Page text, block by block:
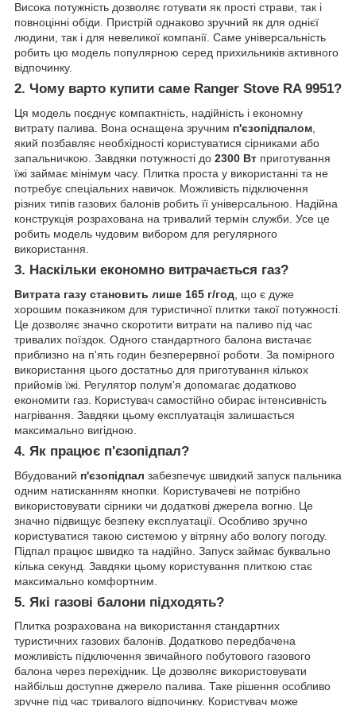
Висока потужність дозволяє готувати як прості страви, так і
повноцінні обіди. Пристрій однаково зручний як для однієї
людини, так і для невеликої компанії. Саме універсальність
робить цю модель популярною серед прихильників активного
відпочинку.
2. Чому варто купити саме Ranger Stove RA 9951?
Ця модель поєднує компактність, надійність і економну
витрату палива. Вона оснащена зручним п'єзопідпалом
який позбавляє необхідності користуватися сірниками або
запальничкою. Завдяки потужності до 2300 Вт приготування
їжі займає мінімум часу. Плитка проста у використанні та не
потребує спеціальних навичок. Можливість підключення
різних типів газових балонів робить її універсальною. Надійна
конструкція розрахована на тривалий термін служби. Усе це
робить модель чудовим вибором для регулярного
використання.
3. Наскільки економно витрачається газ?
Витрата газу становить лише 165 г/год , що є дуже
хорошим показником для туристичної плитки такої потужності.
Це дозволяє значно скоротити витрати на паливо під час
тривалих поїздок. Одного стандартного балона вистачає
приблизно на п'ять годин безперервної роботи. За помірного
використання цього достатньо для приготування кількох
прийомів їжі. Регулятор полум'я допомагає додатково
економити газ. Користувач самостійно обирає інтенсивність
нагрівання. Завдяки цьому експлуатація залишається
максимально вигідною.
4. Як працює п'єзопідпал?
Вбудований п'єзопідпал забезпечує швидкий запуск пальника
одним натисканням кнопки. Користувачеві не потрібно
використовувати сірники чи додаткові джерела вогню. Це
значно підвищує безпеку експлуатації. Особливо зручно
користуватися такою системою у вітряну або вологу погоду.
Підпал працює швидко та надійно. Запуск займає буквально
кілька секунд. Завдяки цьому користування плиткою стає
максимально комфортним.
5. Які газові балони підходять?
Плитка розрахована на використання стандартних
туристичних газових балонів. Додатково передбачена
можливість підключення звичайного побутового газового
балона через перехідник. Це дозволяє використовувати
найбільш доступне джерело палива. Таке рішення особливо
зручне під час тривалого відпочинку. Користувач може